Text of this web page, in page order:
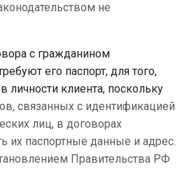
не
с гражданином
его паспорт, для того,
личности клиента, поскольку
связанных с идентификацией
лиц, в договорах
их паспортные данные и адрес.
Правительства РФ